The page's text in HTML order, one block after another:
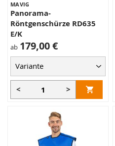
MAVIG
Panorama-
Röntgenschürze RD635
E/K
ab 179,00 €
< >